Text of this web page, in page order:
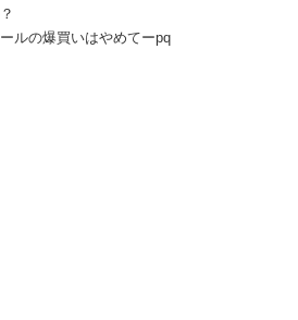
ルの爆買いはやめてーpq